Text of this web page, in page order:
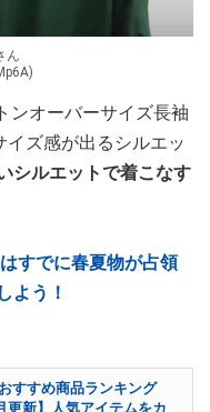
ん
ンオーバーサイズ長袖
ズ感が出るシルエッ
シルエットで着こなす
すでに春夏物が占領
よう！
すすめ商品ランキング
更新】人気アイテムをカ